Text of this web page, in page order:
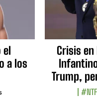
el
a los
Crisis en
Trump,
#NTF